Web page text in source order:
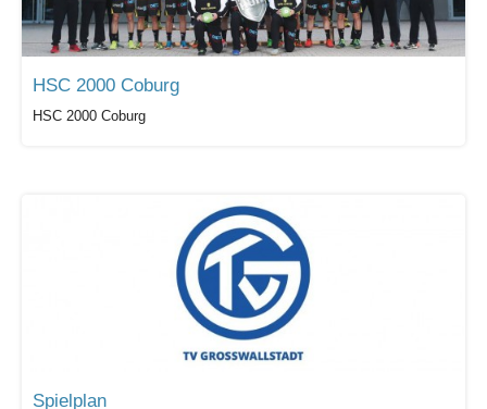
HSC 2000 Coburg
HSC 2000 Coburg
Spielplan